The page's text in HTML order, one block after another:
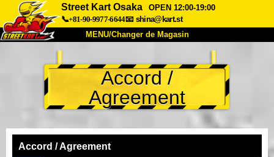
Street Kart Osaka
OPEN 12:00-19:00
📞+81-90-9977-6644📧 shina@kart.st
MENU/Changer de Magasin
À Propos Caractéristiques Tarifs
Accès Avis FAQ
Réservation
Changer de Magasin
Accord /
Agreement
Accord / Agreement